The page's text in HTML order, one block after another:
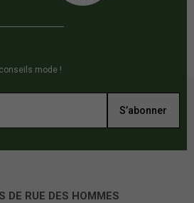
mode !
S’abonner
DE RUE DES HOMMES